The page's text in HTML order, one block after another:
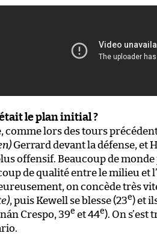
le plan initial ?
comme lors des tours
Gerrard devant la défense, et
offensif. Beaucoup de
de qualité entre le milieu et
on concède très
, puis Kewell se blesse (23e) et
Crespo, 39e et 44e). On